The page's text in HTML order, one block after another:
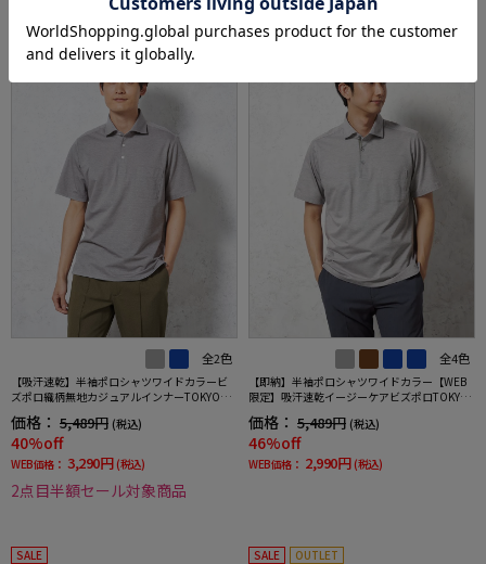
SALE OUTLET
全2色
【吸汗速乾】半袖ポロシャツワイドカラービ
ズポロ織柄無地カジュアルインナーTOKYORU
価格： 5,489円 (税込)
40%off
WEB価格： 3,290円 (税込)
2点目半額セール対象商品
OUTLET
全4色
【即納】半袖ポロシャツワイドカラー【WEB
限定】吸汗速乾イージーケアビズポロTOKYOR
価格： 5,489円 (税込)
46%off
WEB価格： 2,990円 (税込)
SALE SALE OUTLET